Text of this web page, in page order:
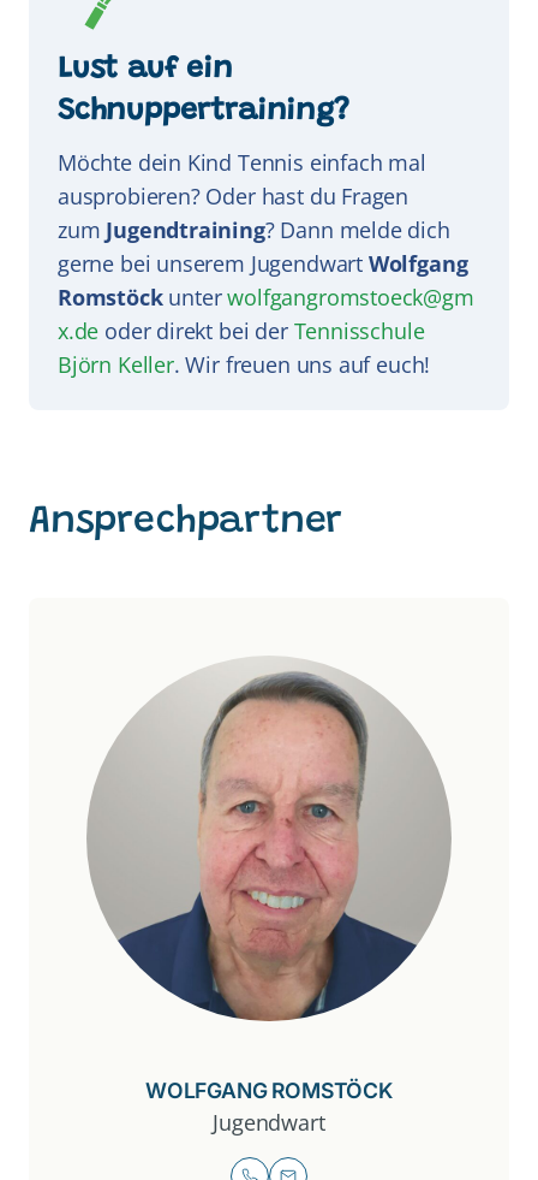
Lust auf ein
Schnuppertraining?
Möchte dein Kind Tennis einfach mal
ausprobieren? Oder hast du Fragen
zum Jugendtraining? Dann melde dich
gerne bei unserem Jugendwart Wolfgang
Romstöckunterwolfgangromstoeck@gm
x.de oder direkt bei der Tennisschule
Björn Keller. Wir freuen uns auf euch!
Ansprechpartner
WOLFGANG ROMSTÖCK
Jugendwart